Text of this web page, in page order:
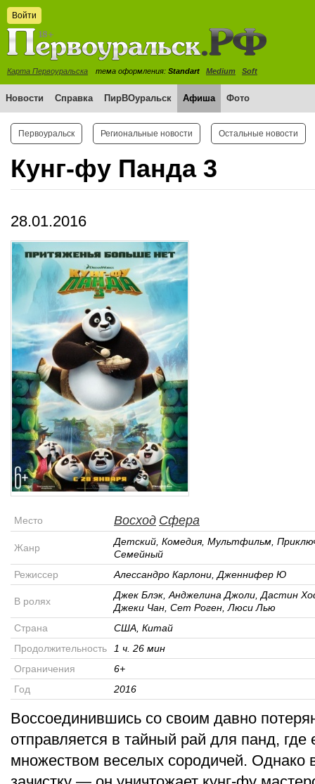
Войти
Карта Первоуральска тема оформления: Standart Medium Soft
Новости Справка ПирВОуральск Афиша Фото
Первоуральск Региональные новости Остальные новости
Кунг-фу Панда 3
28.01.2016
Место Восход Сфера
Жанр
Детский, Комедия, Мультфильм,
Семейный
Режиссер
Алессандро Карлони, Дженнифер Ю
В ролях
Джек Блэк, Анджелина Джоли, Дастин
Джеки Чан, Сет Роген, Люси Лью
Страна
США, Китай
Продолжительность
1 ч. 26 мин
Ограничения
6+
Год
2016
Воссоединившись со своим давно
отправляется в тайный рай для панд, где
множеством веселых сородичей. Однако